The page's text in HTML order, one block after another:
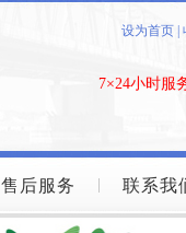
设为首页
7×24小时服
售后服务 联系我